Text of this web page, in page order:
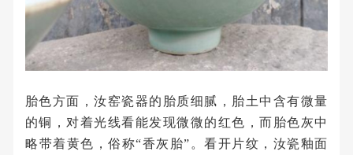
胎色方面，汝窑瓷器的胎质细腻，胎土中含有微量
的铜，对着光线看能发现微微的红色，而胎色灰中
略带着黄色，俗称“香灰胎”。看开片纹，汝瓷釉面